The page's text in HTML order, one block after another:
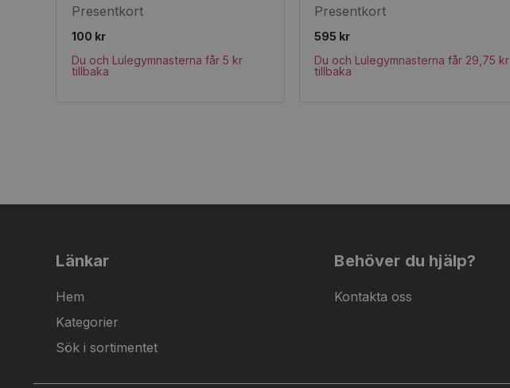
Presentkort
100 kr
Du och Lulegymnasterna får 5 kr
tillbaka
Presentkort
595 kr
Du och Lulegymnasterna får 29,75 kr
tillbaka
Länkar
Hem
Kategorier
Sök i sortimentet
Behöver du hjälp?
Kontakta oss